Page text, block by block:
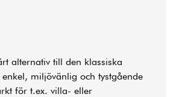
alternativ till den klassiska
miljövänlig och tystgående
för t.ex. villa- eller